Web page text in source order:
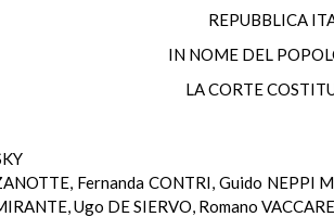
REPUBBLICA
IN NOME DEL
LA CORTE
Fernanda CONTRI, Guido NEPPI
Ugo DE SIERVO, Romano